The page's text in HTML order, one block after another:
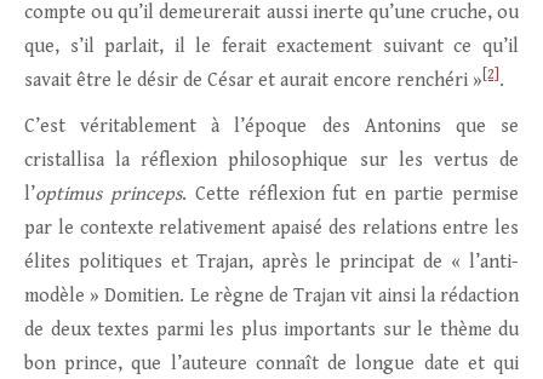
compte ou qu’il demeurerait aussi inerte qu’une cruche, ou
que, s’il parlait, il le ferait exactement suivant ce qu’il
savait être le désir de César et aurait encore renchéri » [2] .
C’est véritablement à l’époque des Antonins que se
cristallisa la réflexion philosophique sur les vertus de
l’optimus princeps. Cette réflexion fut en partie permise
par le contexte relativement apaisé des relations entre les
élites politiques et Trajan, après le principat de « l’anti-
modèle » Domitien. Le règne de Trajan vit ainsi la rédaction
de deux textes parmi les plus importants sur le thème du
bon prince, que l’auteure connaît de longue date et qui